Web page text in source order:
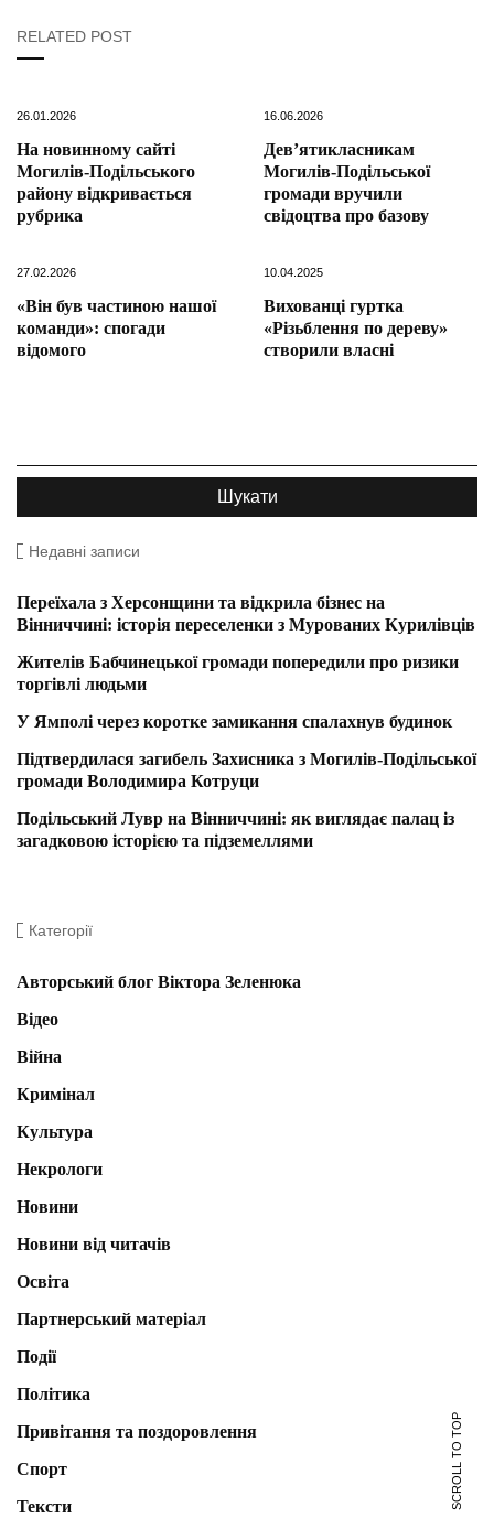
RELATED POST
26.01.2026
На новинному сайті
Могилів-Подільського
району відкривається
рубрика
16.06.2026
Дев’ятикласникам
Могилів-Подільської
громади вручили
свідоцтва про базову
27.02.2026
«Він був частиною нашої
команди»: спогади
відомого
10.04.2025
Вихованці гуртка
«Різьблення по дереву»
створили власні
Недавні записи
Переїхала з Херсонщини та відкрила бізнес на
Вінниччині: історія переселенки з Мурованих Курилівців
Жителів Бабчинецької громади попередили про ризики
торгівлі людьми
У Ямполі через коротке замикання спалахнув будинок
Підтвердилася загибель Захисника з Могилів-Подільської
громади Володимира Котруци
Подільський Лувр на Вінниччині: як виглядає палац із
загадковою історією та підземеллями
Категорії
Авторський блог Віктора Зеленюка
Відео
Війна
Кримінал
Культура
Некрологи
Новини
Новини від читачів
Освіта
Партнерський матеріал
Події
Політика
Привітання та поздоровлення
Спорт
Тексти
SCROLL TO TOP